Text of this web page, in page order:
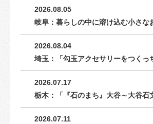
2026.08.05
岐阜：暮らしの中に溶け込む小さ
2026.08.04
埼玉：「勾玉アクセサリーをつく
2026.07.17
栃木：「『石のまち』大谷～大谷
2026.07.11